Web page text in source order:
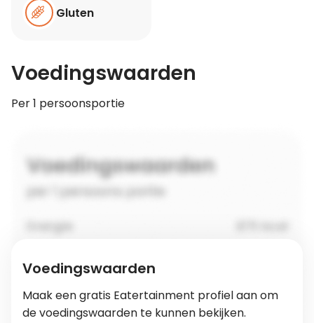
Gluten
Voedingswaarden
Per 1 persoonsportie
Voedingswaarden
Maak een gratis Eatertainment profiel aan om
de voedingswaarden te kunnen bekijken.